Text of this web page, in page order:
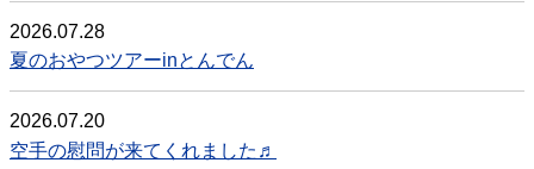
2026.07.28
夏のおやつツアーinとんでん
2026.07.20
空手の慰問が来てくれました♬